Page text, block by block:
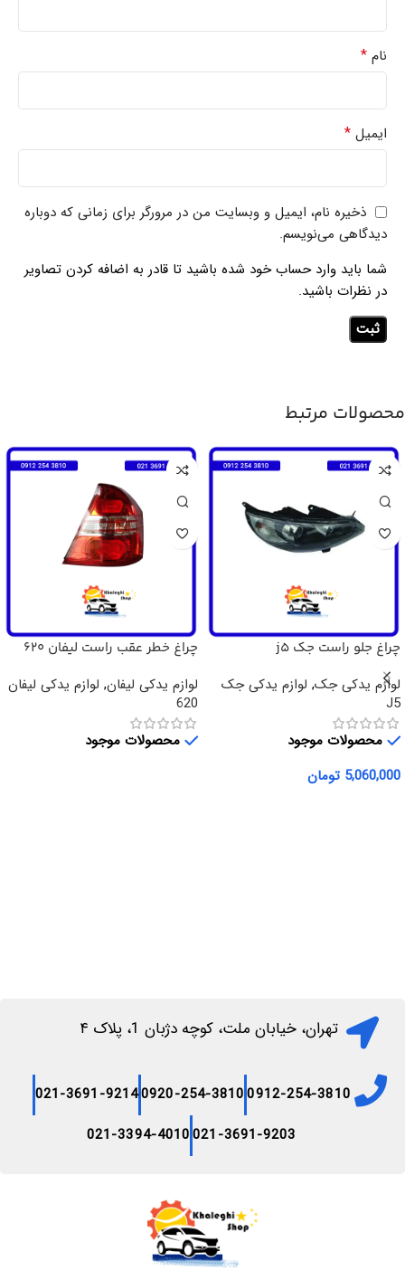
نام *
ایمیل *
ذخیره نام، ایمیل و وبسایت من در مرورگر برای زمانی که دوباره
دیدگاهی می‌نویسم.
شما باید وارد حساب خود شده باشید تا قادر به اضافه کردن تصاویر
در نظرات باشید.
محصولات مرتبط
چراغ جلو راست جک j5
لوازم یدکی جک, لوازم یدکی جک
J5
محصولات موجود
5,060,000 تومان
چراغ خطر عقب راست لیفان 620
لوازم یدکی لیفان, لوازم یدکی لیفان
620
محصولات موجود
تهران، خیابان ملت، کوچه دژبان 1، پلاک ۴
0912-254-3810
0920-254-3810
021-3691-9214
021-3691-9203
021-3394-4010